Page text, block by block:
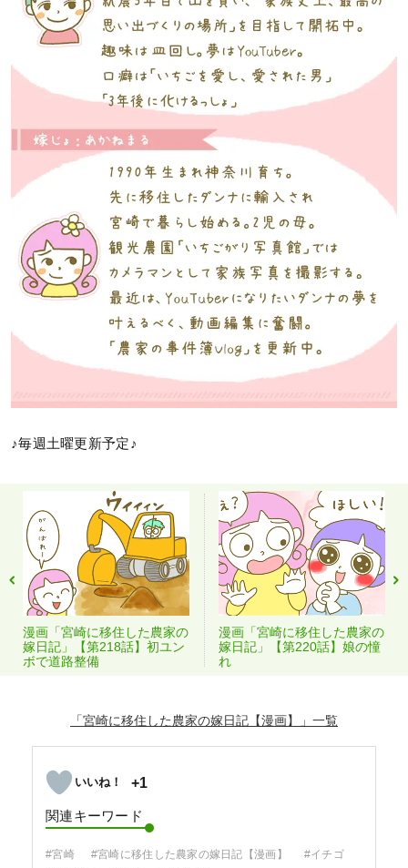
♪毎週土曜更新予定♪
漫画「宮崎に移住した農家の
嫁日記」【第218話】初ユン
ボで道路整備
漫画「宮崎に移住した農家の
嫁日記」【第220話】娘の憧
れ
「宮崎に移住した農家の嫁日記【漫画】」
+1
関連キーワード
#宮崎 #宮崎に移住した農家の嫁日記【漫画】
#イチゴ